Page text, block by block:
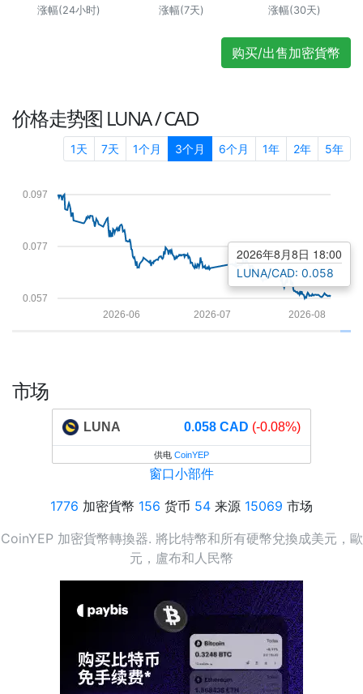
涨幅(24小时) 涨幅(7天) 涨幅(30天)
购买/出售加密貨幣
价格走势图 LUNA / CAD
1天 7天 1个月 3个月 6个月 1年 2年 5年
0.057
0.077
0.097
2026-08
2026-07
2026-06
2026年8月8日 18:00
LUNA/CAD: 0.058
市场
LUNA 0.058 CAD (-0.08%)
供电 CoinYEP
窗口小部件
1776 加密貨幣 156 货币 54 来源 15069 市场
CoinYEP 加密貨幣轉換器. 將比特幣和所有硬幣兌換成美元，歐
元，盧布和人民幣